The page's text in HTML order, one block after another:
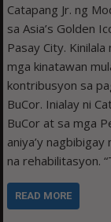
Catapang Jr. ng
sa Asia’s Golden
Pasay City.
mga kinatawan
kontribusyon sa
BuCor. Inialay ni
BuCor at sa mga
aniya’y
na rehabilitasyon.
READ MORE